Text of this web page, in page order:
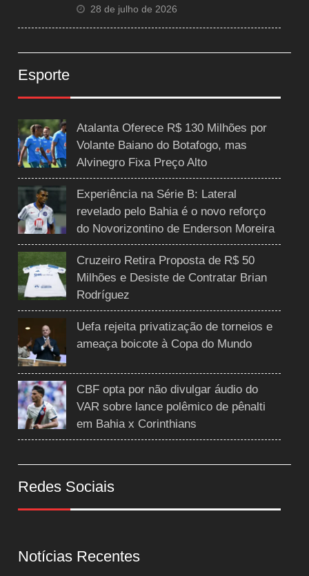
28 de julho de 2026
Esporte
Atalanta Oferece R$ 130 Milhões por
Volante Baiano do Botafogo, mas
Alvinegro Fixa Preço Alto
Experiência na Série B: Lateral
revelado pelo Bahia é o novo reforço
do Novorizontino de Enderson Moreira
Cruzeiro Retira Proposta de R$ 50
Milhões e Desiste de Contratar Brian
Rodríguez
Uefa rejeita privatização de torneios e
ameaça boicote à Copa do Mundo
CBF opta por não divulgar áudio do
VAR sobre lance polêmico de pênalti
em Bahia x Corinthians
Redes Sociais
Notícias Recentes